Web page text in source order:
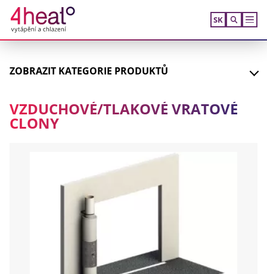
SK
ZOBRAZIT KATEGORIE PRODUKTŮ
VZDUCHOVÉ/TLAKOVÉ VRATOVÉ
CLONY